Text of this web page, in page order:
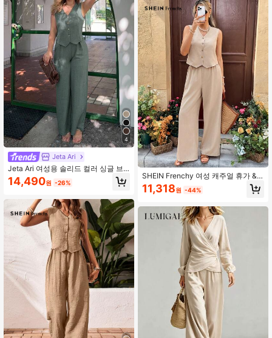
4
Jeta Ari
Jeta Ari 여성용 솔리드 컬러 싱글 브
레스트 베스트 & 팬츠 캐주얼 2피스
세트, 페티트 여성
14,490원 -26%
SHEIN Frenchy 여성 캐주얼 휴가 &
출퇴근 솔리드 컬러 V넥 싱글 브레스
트 민소매 상의 및 와이드 레그 팬츠
11,318원 -44%